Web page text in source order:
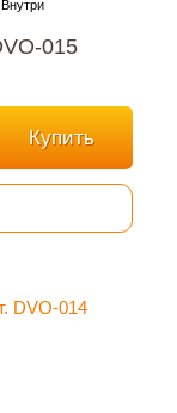
015
Купить